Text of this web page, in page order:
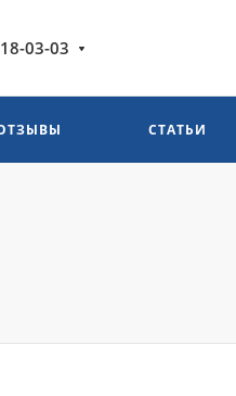
03-03
СТАТЬИ